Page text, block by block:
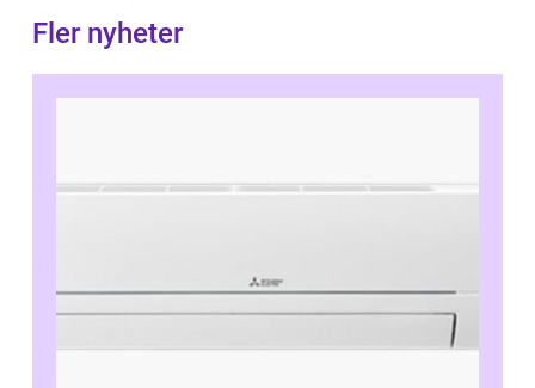
Fler nyheter